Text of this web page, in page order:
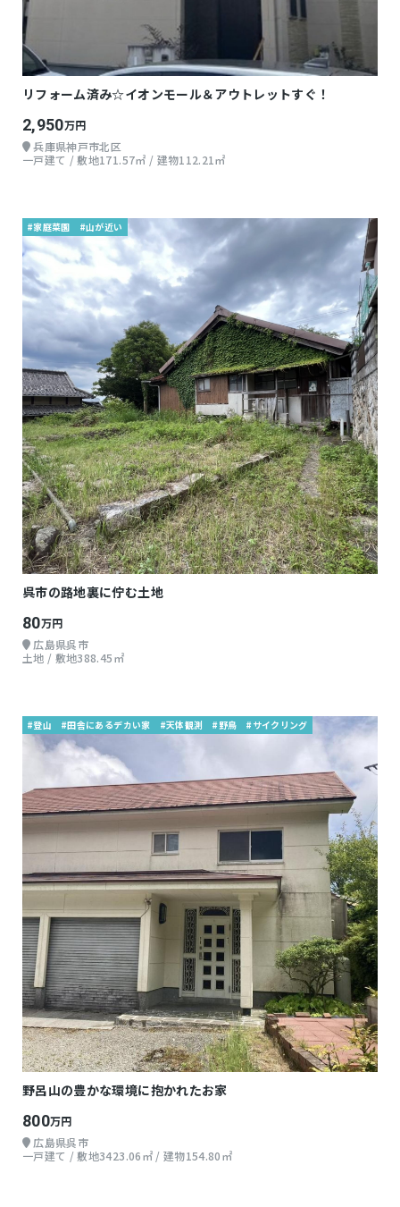
リフォーム済み☆イオンモール＆アウトレットすぐ！
2,950万円
兵庫県神戸市北区
一戸建て / 敷地171.57㎡ / 建物112.21㎡
#家庭菜園 #山が近い
呉市の路地裏に佇む土地
80万円
広島県呉市
土地 / 敷地388.45㎡
#登山 #田舎にあるデカい家 #天体観測 #野鳥 #サイクリング
野呂山の豊かな環境に抱かれたお家
800万円
広島県呉市
一戸建て / 敷地3423.06㎡ / 建物154.80㎡